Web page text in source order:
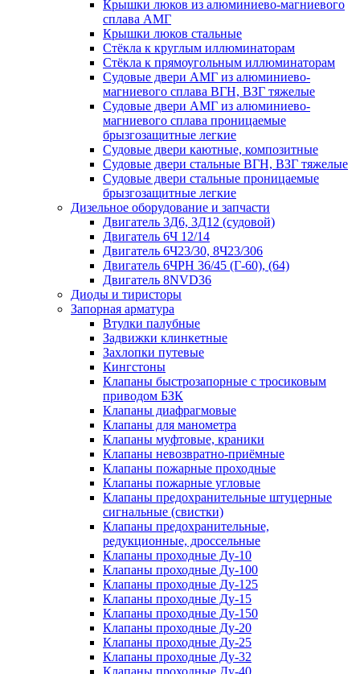
Крышки люков из алюминиево-магниевого
сплава АМГ
Крышки люков стальные
Стёкла к круглым иллюминаторам
Стёкла к прямоугольным иллюминаторам
Судовые двери АМГ из алюминиево-
магниевого сплава ВГН, ВЗГ тяжелые
Судовые двери АМГ из алюминиево-
магниевого сплава проницаемые
брызгозащитные легкие
Судовые двери каютные, композитные
Судовые двери стальные ВГН, ВЗГ тяжелые
Судовые двери стальные проницаемые
брызгозащитные легкие
Дизельное оборудование и запчасти
Двигатель 3Д6, 3Д12 (судовой)
Двигатель 6Ч 12/14
Двигатель 6Ч23/30, 8Ч23/306
Двигатель 6ЧРН 36/45 (Г-60), (64)
Двигатель 8NVD36
Диоды и тиристоры
Запорная арматура
Втулки палубные
Задвижки клинкетные
Захлопки путевые
Кингстоны
Клапаны быстрозапорные с тросиковым
приводом БЗК
Клапаны диафрагмовые
Клапаны для манометра
Клапаны муфтовые, краники
Клапаны невозвратно-приёмные
Клапаны пожарные проходные
Клапаны пожарные угловые
Клапаны предохранительные штуцерные
сигнальные (свистки)
Клапаны предохранительные,
редукционные, дроссельные
Клапаны проходные Ду-10
Клапаны проходные Ду-100
Клапаны проходные Ду-125
Клапаны проходные Ду-15
Клапаны проходные Ду-150
Клапаны проходные Ду-20
Клапаны проходные Ду-25
Клапаны проходные Ду-32
Клапаны проходные Ду-40